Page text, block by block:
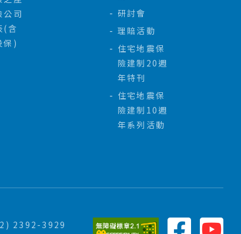
公司
(含
保)
研討會
理賠活動
住宅地震保
險建制20週
年特刊
住宅地震保
險建制10週
年系列活動
2392-3929